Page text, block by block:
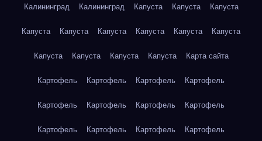
Калининград Калининград Капуста Капуста Капуста
Капуста Капуста Капуста Капуста Капуста Капуста
Капуста Капуста Капуста Капуста Карта сайта
Картофель Картофель Картофель Картофель
Картофель Картофель Картофель Картофель
Картофель Картофель Картофель Картофель